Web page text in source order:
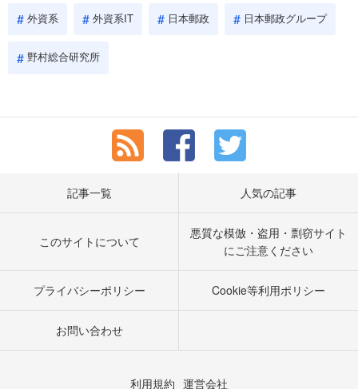
外資系 外資系IT 日本郵政 日本郵政グループ
野村総合研究所
記事一覧 人気の記事
このサイトについて
悪質な模倣・盗用・剽窃サイト
にご注意ください
プライバシーポリシー Cookie等利用ポリシー
お問い合わせ
利用規約 運営会社